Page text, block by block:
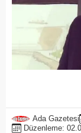
Ada Gazetesi
Düzenleme: